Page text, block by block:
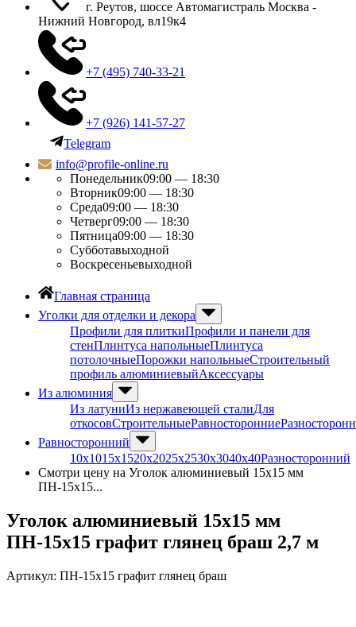
г. Реутов, шоссе Автомагистраль Москва -
Нижний Новгород, вл19к4
+7 (495) 740-33-21
+7 (926) 141-57-27
Telegram
info@profile-online.ru
Понедельник09:00 — 18:30
Вторник09:00 — 18:30
Среда09:00 — 18:30
Четверг09:00 — 18:30
Пятница09:00 — 18:30
Субботавыходной
Воскресеньевыходной
Главная страница
Уголки для отделки и декора
Профили для плиткиПрофили и панели для
стенПлинтуса напольныеПлинтуса
потолочныеПорожки напольныеСтроительный
профиль алюминиевыйАксессуары
Из алюминия
Из латуниИз нержавеющей сталиДля
откосовСтроительныеРавносторонние
Равносторонний
10х1015х1520х2025х2530х3040х40Разносторонний
Смотри цену на Уголок алюминиевый 15х15 мм
ПН-15х15...
Уголок алюминиевый 15х15 мм
ПН-15х15 графит глянец браш 2,7 м
Артикул: ПН-15х15 графит глянец браш